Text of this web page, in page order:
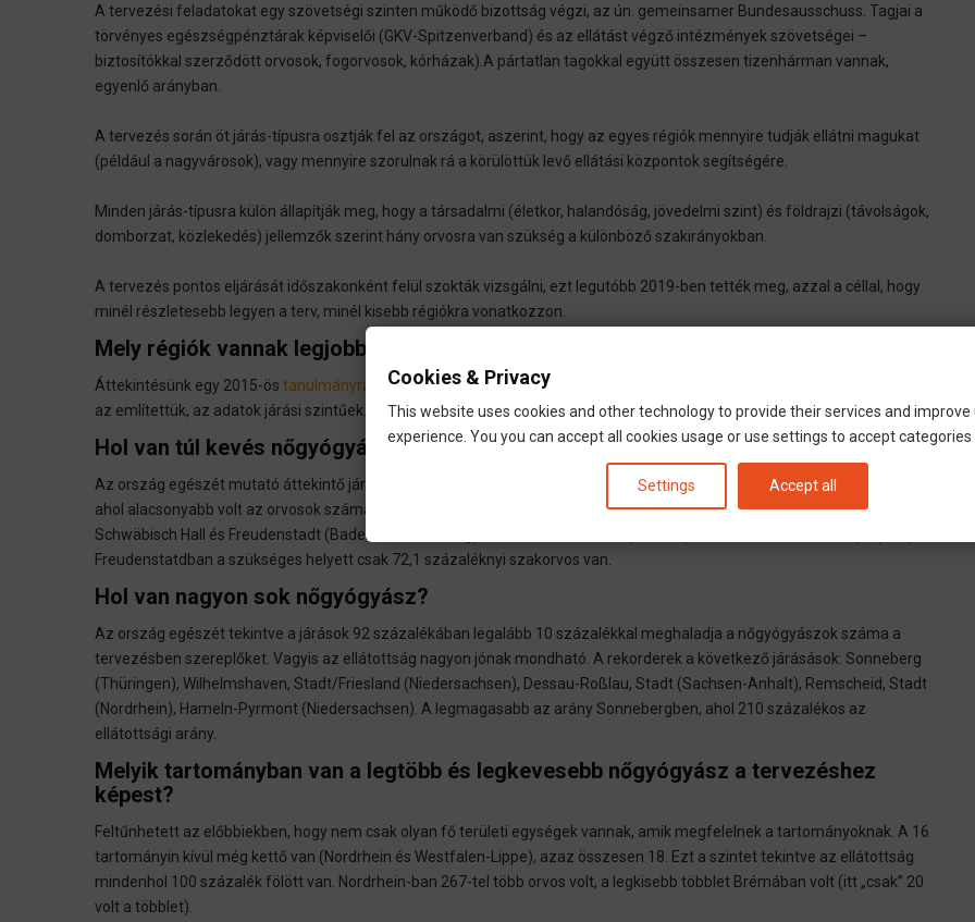
A tervezési feladatokat egy szövetségi szinten működő bizottság végzi, az ún. gemeinsamer Bundesausschuss. Tagjai a
törvényes egészségpénztárak képviselői (GKV-Spitzenverband) és az ellátást végző intézmények szövetségei –
biztosítókkal szerződött orvosok, fogorvosok, kórházak).A pártatlan tagokkal együtt összesen tizenhárman vannak,
egyenlő arányban.
A tervezés során öt járás-típusra osztják fel az országot, aszerint, hogy az egyes régiók mennyire tudják ellátni magukat
(például a nagyvárosok), vagy mennyire szorulnak rá a körülöttük levő ellátási központok segítségére.
Minden járás-típusra külön állapítják meg, hogy a társadalmi (életkor, halandóság, jövedelmi szint) és földrajzi (távolságok,
domborzat, közlekedés) jellemzők szerint hány orvosra van szükség a különböző szakirányokban.
A tervezés pontos eljárását időszakonként felül szokták vizsgálni, ezt legutóbb 2019-ben tették meg, azzal a céllal, hogy
minél részletesebb legyen a terv, minél kisebb régiókra vonatkozzon.
Mely régiók vannak legjobban ellátva nőgyógyászokkal?
Áttekintésünk egy 2015-ös tanulmányra
támaszkodik, amit az AOK pénztár tudományos intézete készített (WidO). Amint
az említettük, az adatok járási szintűek.
Hol van túl kevés nőgyógyász?
Az ország egészét mutató áttekintő járási szintű térkép alapján megállapítható, hogy mindössze csak 7 olyan járás volt,
ahol alacsonyabb volt az orvosok száma, mint a tervezés szerinti igény. Ebből az utolsó öt helyezett a következő:
Schwäbisch Hall és Freudenstadt (Baden-Württemberg), Schwalm-Eder-Kreis (Hessen), LK Rhön és LK Kronach (Bayern).
Freudenstatdban a szükséges helyett csak 72,1 százaléknyi szakorvos van.
Hol van nagyon sok nőgyógyász?
Az ország egészét tekintve a járások 92 százalékában legalább 10 százalékkal meghaladja a nőgyógyászok száma a
tervezésben szereplőket. Vagyis az ellátottság nagyon jónak mondható. A rekorderek a következő járásások: Sonneberg
(Thüringen), Wilhelmshaven, Stadt/Friesland (Niedersachsen), Dessau-Roßlau, Stadt (Sachsen-Anhalt), Remscheid, Stadt
(Nordrhein), Hameln-Pyrmont (Niedersachsen). A legmagasabb az arány Sonnebergben, ahol 210 százalékos az
ellátottsági arány.
Melyik tartományban van a legtöbb és legkevesebb nőgyógyász a tervezéshez
képest?
Feltűnhetett az előbbiekben, hogy nem csak olyan fő területi egységek vannak, amik megfelelnek a tartományoknak. A 16
tartományin kívül még kettő van (Nordrhein és Westfalen-Lippe), azaz összesen 18. Ezt a szintet tekintve az ellátottság
mindenhol 100 százalék fölött van. Nordrhein-ban 267-tel több orvos volt, a legkisebb többlet Brémában volt (itt „csak” 20
volt a többlet).
Cookies & Privacy
This website uses cookies and other technology to provide their services and improve
experience. You you can accept all cookies usage or use settings to accept categories
Settings Accept all